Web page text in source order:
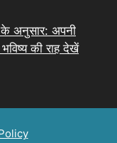
के अनुसार: अपनी
की राह देखें